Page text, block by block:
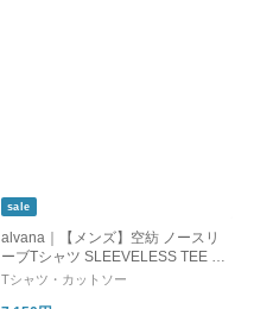
sale
alvana｜【メンズ】空紡 ノースリ
ーブTシャツ SLEEVELESS TEE S
HIRTS ALV-00166 アルヴァナ 父の
Tシャツ・カットソー